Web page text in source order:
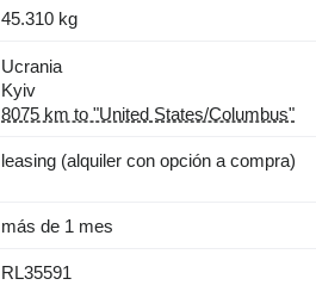
45.310 kg
Ucrania
Kyiv
8075 km to "United States/Columbus"
leasing (alquiler con opción a compra)
más de 1 mes
RL35591